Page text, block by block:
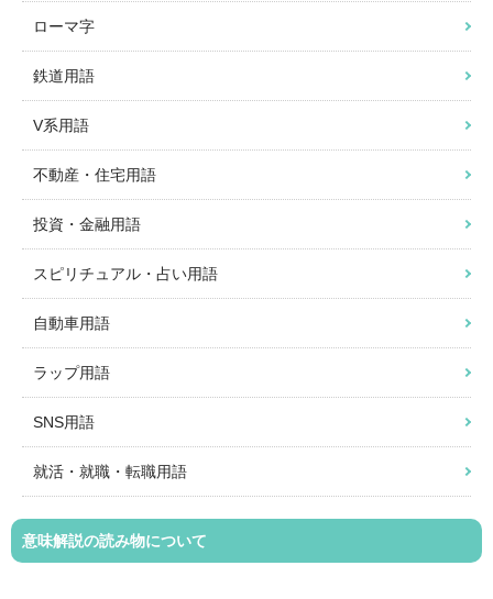
ローマ字
鉄道用語
V系用語
不動産・住宅用語
投資・金融用語
スピリチュアル・占い用語
自動車用語
ラップ用語
SNS用語
就活・就職・転職用語
意味解説の読み物について